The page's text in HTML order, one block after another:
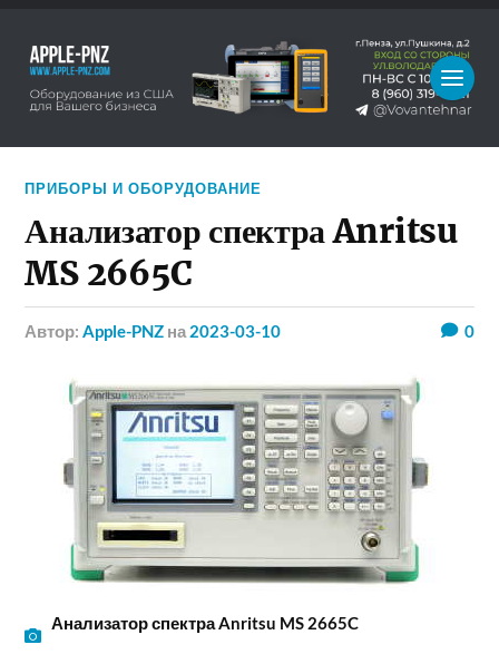
ПРИБОРЫ И ОБОРУДОВАНИЕ
Анализатор спектра Anritsu
MS 2665C
Автор:Apple-PNZ на 2023-03-10 0
Анализатор спектра Anritsu MS 2665C